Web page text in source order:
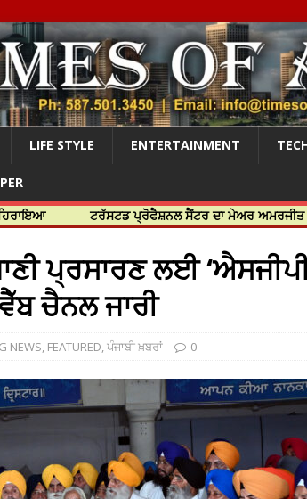
LIFE STYLE ENTERTAINMENT
ਟਰੱਸਟਡ ਪ੍ਰੋਫੈਸ਼ਨਲ ਸੈਂਟਰ ਦਾ ਮੇਅਰ ਅਮਰਜੀਤ ਸੋਹੀ ਤੇ
ਪ੍ਰਸਾਰਣ ਲਈ
ਚੈਨਲ ਜਾਰੀ
NEWS, FEATURED,ਪੰਜਾਬੀ ਖ਼ਬਰਾਂ 0